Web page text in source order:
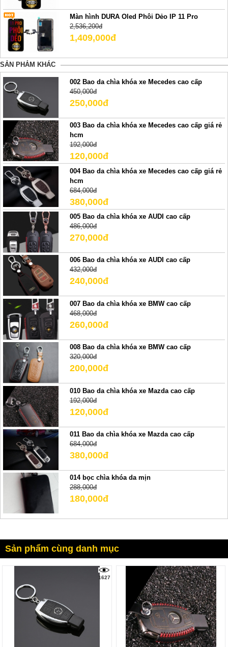
Màn hình DURA Oled Phôi Dẻo IP 11 Pro
2,536,200đ
1,409,000đ
SẢN PHẢM KHÁC
002 Bao da chìa khóa xe Mecedes cao cấp
450,000đ
250,000đ
003 Bao da chìa khóa xe Mecedes cao cấp giá rẻ
hcm
192,000đ
120,000đ
004 Bao da chìa khóa xe Mecedes cao cấp giá rẻ
hcm
684,000đ
380,000đ
005 Bao da chìa khóa xe AUDI cao cấp
486,000đ
270,000đ
006 Bao da chìa khóa xe AUDI cao cấp
432,000đ
240,000đ
007 Bao da chìa khóa xe BMW cao cấp
468,000đ
260,000đ
008 Bao da chìa khóa xe BMW cao cấp
320,000đ
200,000đ
010 Bao da chìa khóa xe Mazda cao cấp
192,000đ
120,000đ
011 Bao da chìa khóa xe Mazda cao cấp
684,000đ
380,000đ
014 bọc chìa khóa da mịn
288,000đ
180,000đ
Sản phẩm cùng danh mục
1627